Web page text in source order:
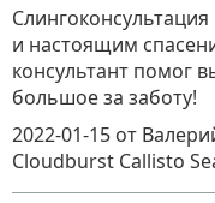
и настоящим
консультант помог
большое за заботу!
2022-01-15 от
Cloudburst Callisto